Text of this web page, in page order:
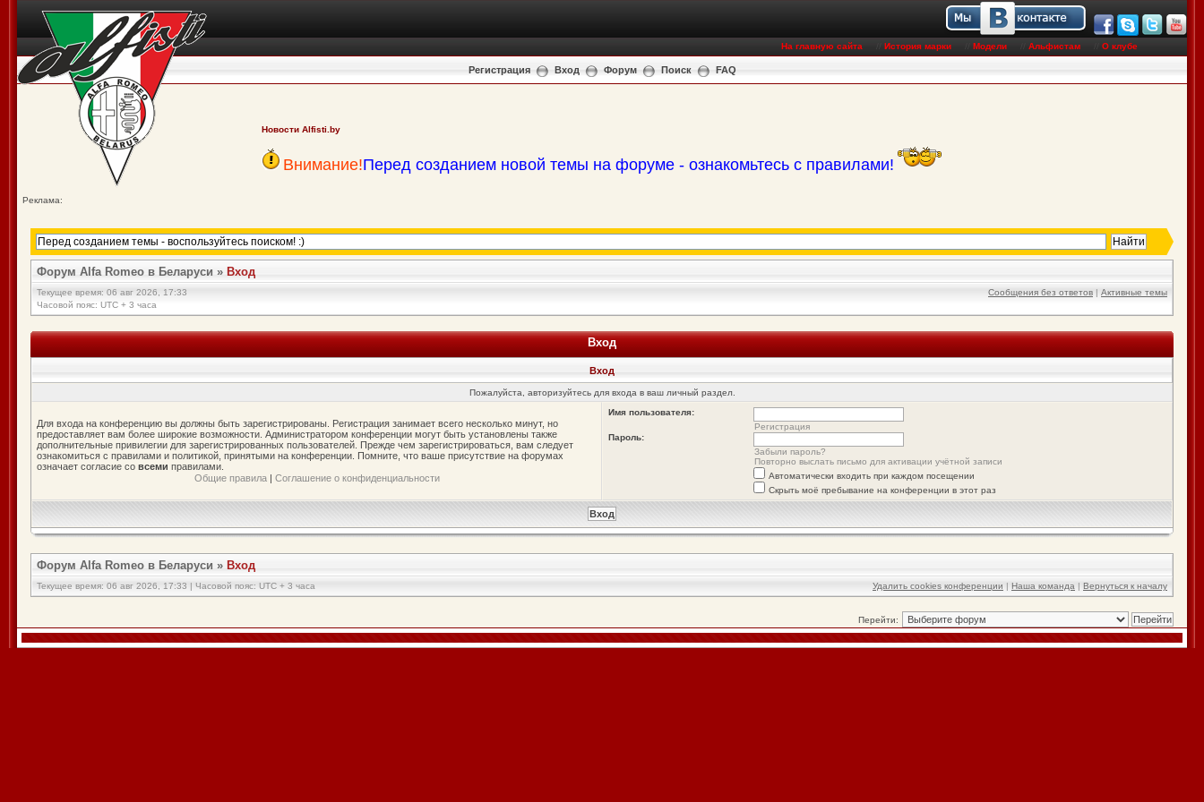
На главную сайта История марки Модели Альфистам О клубе
Регистрация Вход Форум Поиск FAQ
Новости Alfisti.by
Внимание!Перед созданием новой темы на форуме - ознакомьтесь с правилами!
Реклама:
Форум Alfa Romeo в Беларуси » Вход
Текущее время: 06 авг 2026, 17:33
Часовой пояс: UTC + 3 часа
Сообщения без ответов | Активные темы
Вход
Вход
Пожалуйста, авторизуйтесь для входа в ваш личный раздел.
Для входа на конференцию вы должны быть зарегистрированы. Регистрация занимает всего несколько минут, но
предоставляет вам более широкие возможности. Администратором конференции могут быть установлены также
дополнительные привилегии для зарегистрированных пользователей. Прежде чем зарегистрироваться, вам следует
ознакомиться с правилами и политикой, принятыми на конференции. Помните, что ваше присутствие на форумах
означает согласие со всеми правилами.
Общие правила| Соглашение о конфиденциальности
Имя пользователя:
Регистрация
Пароль:
Забыли пароль?
Повторно выслать письмо для активации учётной записи
Автоматически входить при каждом посещении
Скрыть моё пребывание на конференции в этот раз
Форум Alfa Romeo в Беларуси » Вход
Текущее время: 06 авг 2026, 17:33 | Часовой пояс: UTC + 3 часа Удалить cookies конференции | Наша команда | Вернуться к началу
Перейти: